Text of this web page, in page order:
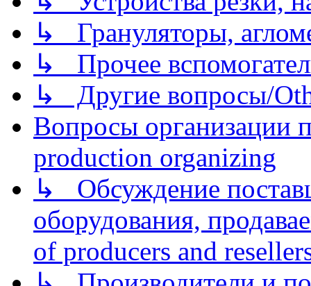
↳ Грануляторы,
↳ Прочее
↳ Другие вопросы/
Вопросы организации
production organizing
↳ Обсуждение
оборудования,
of producers and